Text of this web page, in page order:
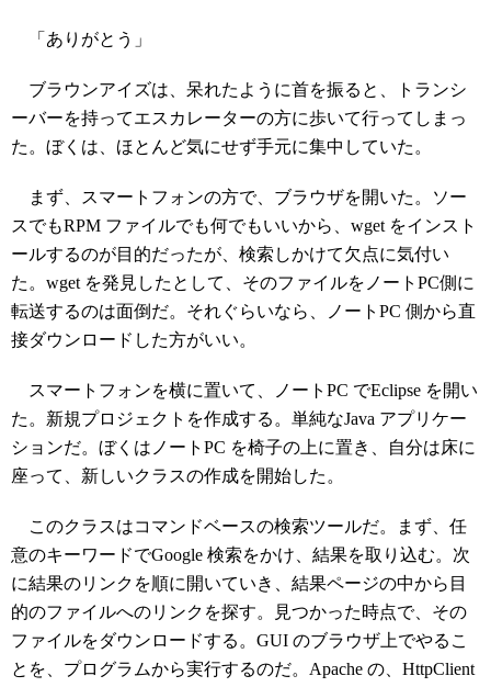
「ありがとう」
ブラウンアイズは、呆れたように首を振ると、トランシ
ーバーを持ってエスカレーターの方に歩いて行ってしまっ
た。ぼくは、ほとんど気にせず手元に集中していた。
まず、スマートフォンの方で、ブラウザを開いた。ソー
スでもRPM ファイルでも何でもいいから、wget をインスト
ールするのが目的だったが、検索しかけて欠点に気付い
た。wget を発見したとして、そのファイルをノートPC側に
転送するのは面倒だ。それぐらいなら、ノートPC 側から直
接ダウンロードした方がいい。
スマートフォンを横に置いて、ノートPC でEclipse を開い
た。新規プロジェクトを作成する。単純なJava アプリケー
ションだ。ぼくはノートPC を椅子の上に置き、自分は床に
座って、新しいクラスの作成を開始した。
このクラスはコマンドベースの検索ツールだ。まず、任
意のキーワードでGoogle 検索をかけ、結果を取り込む。次
に結果のリンクを順に開いていき、結果ページの中から目
的のファイルへのリンクを探す。見つかった時点で、その
ファイルをダウンロードする。GUI のブラウザ上でやるこ
とを、プログラムから実行するのだ。Apache の、HttpClient